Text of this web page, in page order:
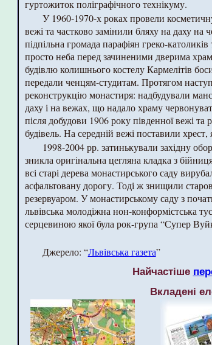
гуртожиток поліграфічного технікуму.
У 1960-1970-х роках провели
вежі та частково замінили бляху на даху
підпільна громада парафіян греко-
просто неба перед зачиненими дверима
будівлю колишнього костелу Кармелітів
передали ченцям-студитам. Протягом
реконструкцію монастиря: надбудували
даху і на вежах, що надало храму
після добудови 1906 року південної вежі та
будівель. На середній вежі поставили хрест,
1998-2004 рр. затинькували західну
зникла оригінальна цегляна кладка з
всі старі дерева монастирського саду
асфальтовану дорогу. Тоді ж знищили
резервуаром. У монастирському саду з
львівська молодіжна нон-конформістська
серцевиною якої була рок-група “Супер
Джерело: “Львівська газета”
Найчастіше
Вкладені